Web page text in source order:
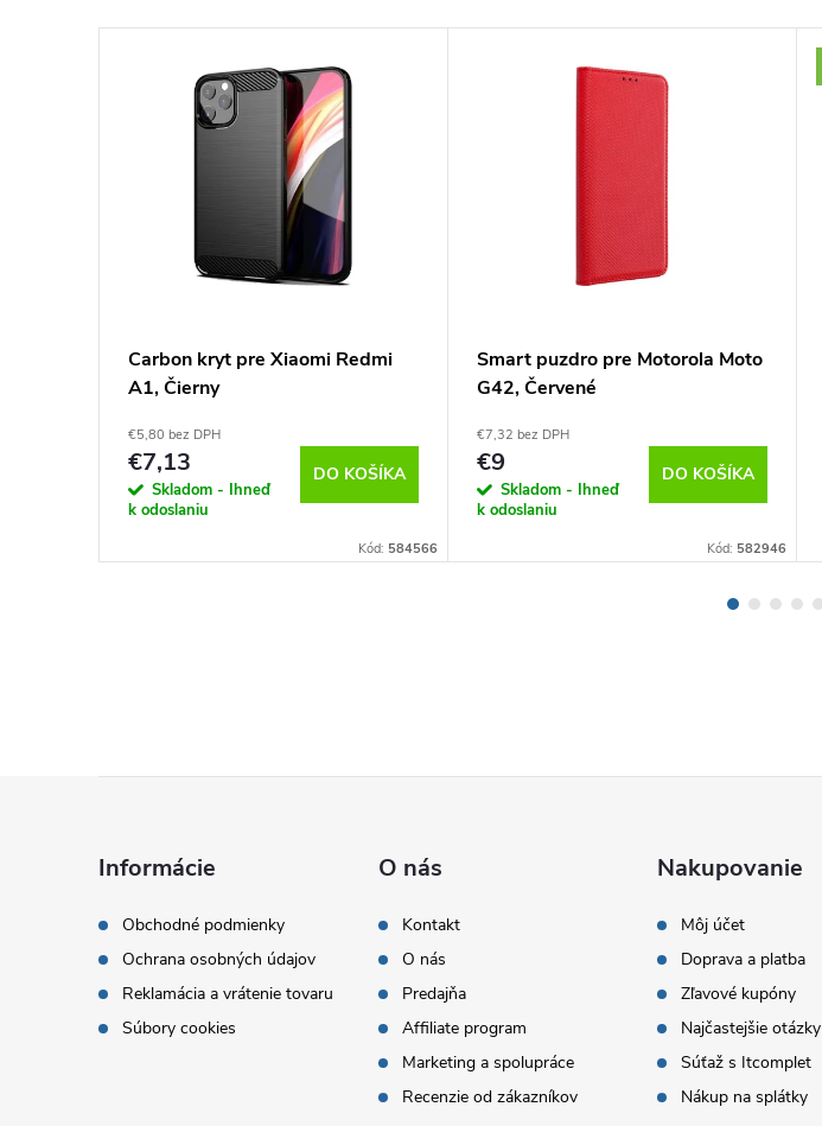
Carbon kryt pre Xiaomi Redmi
A1, Čierny
€5,80 bez DPH
€7,13
Skladom - Ihneď
k odoslaniu
DO KOŠÍKA
Kód: 584566
Smart puzdro pre Motorola Moto
G42, Červené
€7,32 bez DPH
€9
Skladom - Ihneď
k odoslaniu
DO KOŠÍKA
Kód: 582946
Informácie
Obchodné podmienky
Ochrana osobných údajov
Reklamácia a vrátenie tovaru
Súbory cookies
O nás
Kontakt
O nás
Predajňa
Affiliate program
Marketing a spolupráce
Recenzie od zákazníkov
Nakupovanie
Môj účet
Doprava a platba
Zľavové kupóny
Najčastejšie otázky
Súťaž s Itcomplet
Nákup na splátky